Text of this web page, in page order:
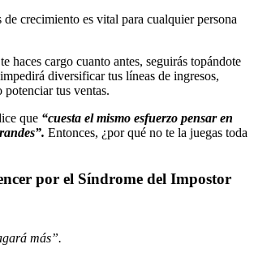
de crecimiento es vital para cualquier persona
haces cargo cuanto antes, seguirás topándote
diversificar tus líneas de ingresos,
potenciar tus ventas.
que “cuesta el mismo esfuerzo pensar en
Entonces, ¿por qué no te la juegas toda
por el Síndrome del Impostor
más”.